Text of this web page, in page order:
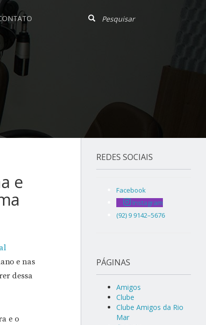
e
e nas
dessa
e o
REDES SOCIAIS
Facebook
Instagram
(92) 9 9142–5676
PÁGINAS
Amigos
Clube
Clube Amigos da Rio
Mar